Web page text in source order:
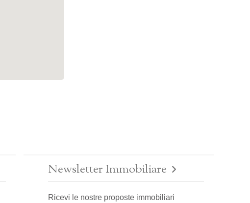
Newsletter Immobiliare
Ricevi le nostre proposte immobiliari